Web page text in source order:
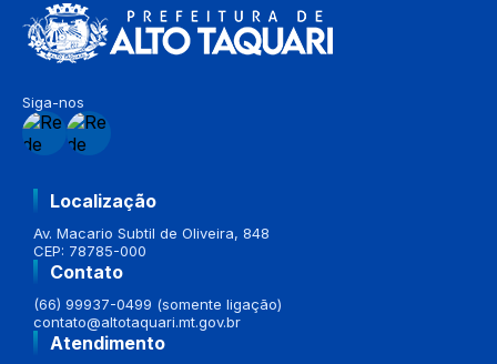
Siga-nos
Localização
Av. Macario Subtil de Oliveira, 848
CEP: 78785-000
Contato
(66) 99937-0499 (somente ligação)
contato@altotaquari.mt.gov.br
Atendimento